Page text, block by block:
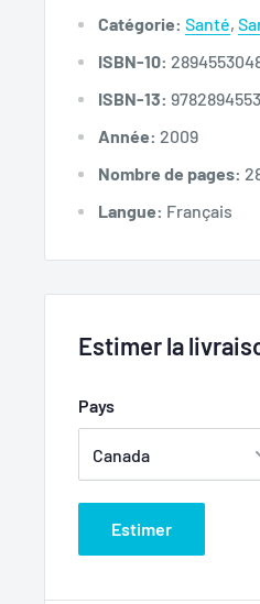
Catégorie: Santé,
ISBN-10:
ISBN-13:
Année: 2009
Nombre de pages:
Langue: Français
Estimer la
Pays
Estimer